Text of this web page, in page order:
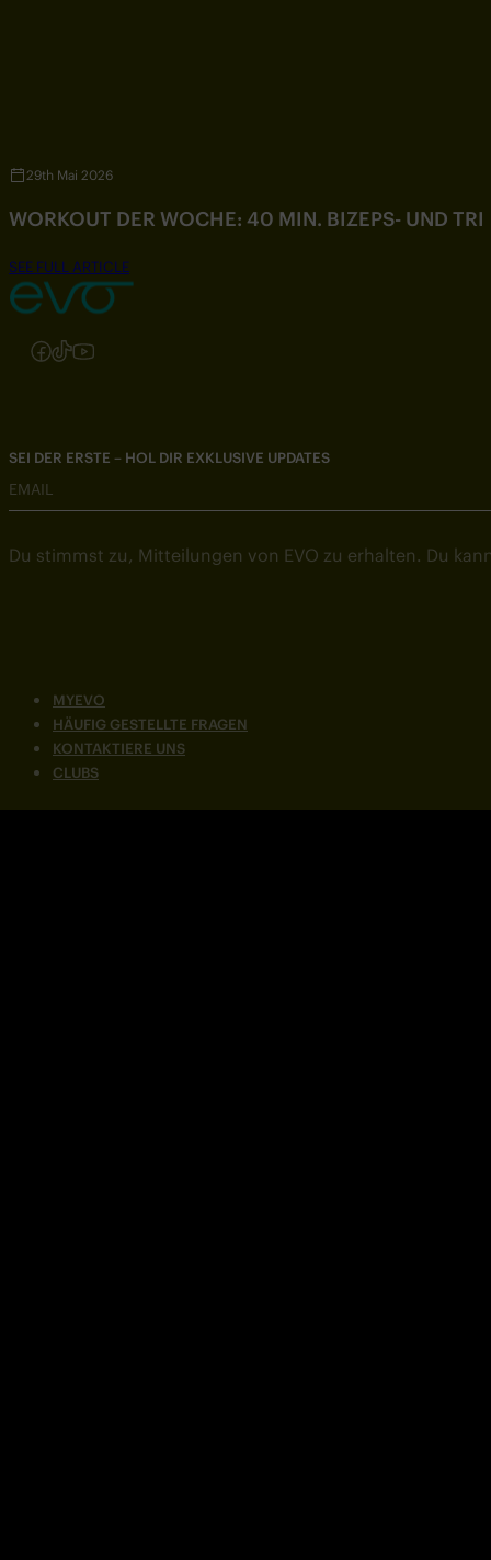
29th Mai 2026
WORKOUT DER WOCHE: 40 MIN. BIZEPS- UND
SEE FULL ARTICLE
Folgen Sie uns auf Instagram
Folgen Sie uns auf Facebook
Folgen Sie uns auf TikTok
Folgen Sie uns auf YouTube
MYEVO
HÄUFIG GESTELLTE FRAGEN
KONTAKTIERE UNS
CLUBS
SEI DER ERSTE – HOL DIR EXKLUSIVE UPDATES
EMAIL
Du stimmst zu, Mitteilungen von EVO zu erhalten. Du